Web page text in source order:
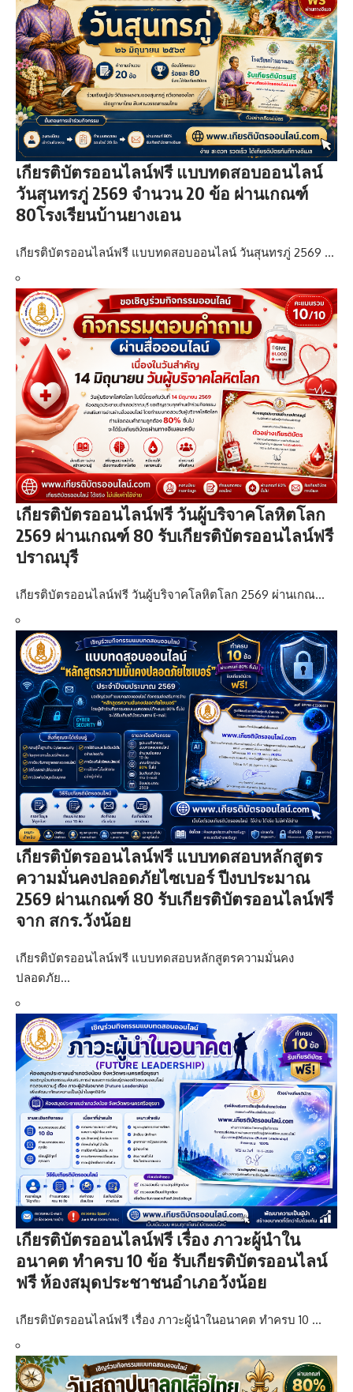
เกียรติบัตรออนไลน์ฟรี แบบทดสอบออนไลน์
วันสุนทรภู่ 2569 จำนวน 20 ข้อ ผ่านเกณฑ์
80โรงเรียนบ้านยางเอน
เกียรติบัตรออนไลน์ฟรี แบบทดสอบออนไลน์ วันสุนทรภู่ 2569 …
เกียรติบัตรออนไลน์ฟรี วันผู้บริจาคโลหิตโลก
2569 ผ่านเกณฑ์ 80 รับเกียรติบัตรออนไลน์ฟรี
ปราณบุรี
เกียรติบัตรออนไลน์ฟรี วันผู้บริจาคโลหิตโลก 2569 ผ่านเกณ…
เกียรติบัตรออนไลน์ฟรี แบบทดสอบหลักสูตร
ความมั่นคงปลอดภัยไซเบอร์ ปีงบประมาณ
2569 ผ่านเกณฑ์ 80 รับเกียรติบัตรออนไลน์ฟรี
จาก สกร.วังน้อย
เกียรติบัตรออนไลน์ฟรี แบบทดสอบหลักสูตรความมั่นคง
ปลอดภัย…
เกียรติบัตรออนไลน์ฟรี เรื่อง ภาวะผู้นำใน
อนาคต ทำครบ 10 ข้อ รับเกียรติบัตรออนไลน์
ฟรี ห้องสมุดประชาชนอำเภอวังน้อย
เกียรติบัตรออนไลน์ฟรี เรื่อง ภาวะผู้นำในอนาคต ทำครบ 10 …